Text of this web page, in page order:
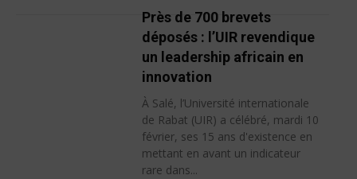
Près de 700 brevets
déposés : l’UIR revendique
un leadership africain en
innovation
À Salé, l’Université internationale
de Rabat (UIR) a célébré, mardi 10
février, ses 15 ans d'existence en
mettant en avant un indicateur
rare dans...